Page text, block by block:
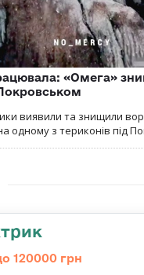
«Омега»
виявили та знищили
одному з териконів під
120000 грн